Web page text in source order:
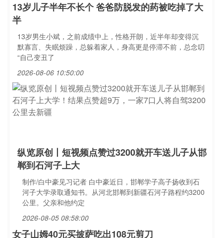
13岁儿子半年不长个 爸爸防脱发的药被吃掉了大
半
13岁男生小斌，之前成绩中上，性格开朗，近半年却变得沉
默寡言、失眠烦躁，总躲着家人，身高更是停滞不前，总念叨
“自己变丑了
2026-08-06 10:50:00
纵览原创丨短视频点赞过3200就开车送儿子从邯
郸到石河子上大
制作/白中豪见习记者 白中豪近日，邯郸学子高子扬收到石
河子大学录取通知书。从河北邯郸到新疆石河子路程约3200
公里。父亲和他约定
2026-08-05 08:58:00
女子山姆40元买披萨吃出108元剪刀